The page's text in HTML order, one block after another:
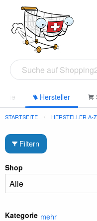
Hersteller
STARTSEITE HERSTELLER A-Z
Filtern
Shop
Kategorie mehr